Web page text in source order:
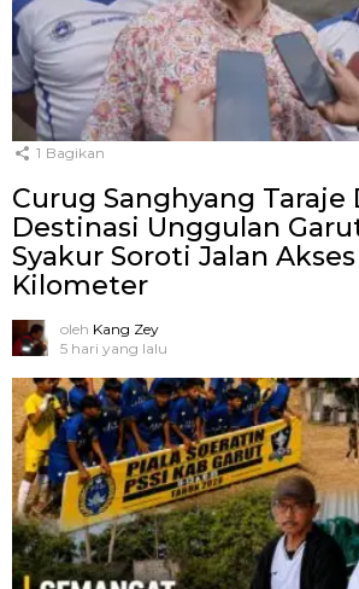
1 Bagikan
Curug Sanghyang Taraje
Destinasi Unggulan
Syakur Soroti Jalan Akses
Kilometer
oleh Kang Zey
5 hari yang lalu